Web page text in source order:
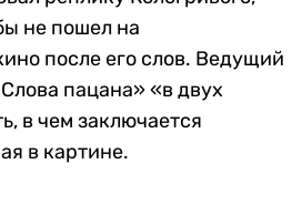
не пошел на
после его слов. Ведущий
пацана» «в двух
в чем заключается
в картине.